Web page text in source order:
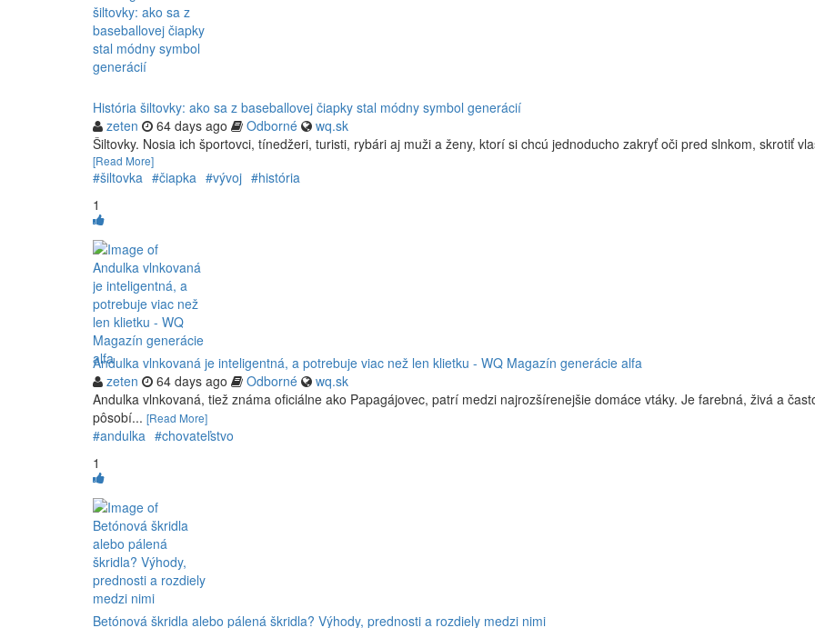
História šiltovky: ako sa z baseballovej čiapky stal módny symbol generácií
zeten
64 days ago Odborné
wq.sk
Šiltovky. Nosia ich športovci, tínedžeri, turisti, rybári aj muži a ženy, ktorí si chcú jednoducho zakryť oči pred slnkom, skrotiť
[Read More]
#šiltovka #čiapka #vývoj #história
1
Andulka vlnkovaná je inteligentná, a potrebuje viac než len klietku - WQ Magazín generácie alfa
zeten
64 days ago Odborné
wq.sk
Andulka vlnkovaná, tiež známa oficiálne ako Papagájovec, patrí medzi najrozšírenejšie domáce vtáky. Je farebná, živá a
pôsobí... [Read More]
#andulka #chovateľstvo
1
Betónová škridla alebo pálená škridla? Výhody, prednosti a rozdiely medzi nimi